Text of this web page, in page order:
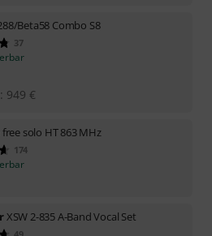
Beta58 Combo S8
37
949 €
free solo HT 863 MHz
174
XSW 2-835 A-Band Vocal Set